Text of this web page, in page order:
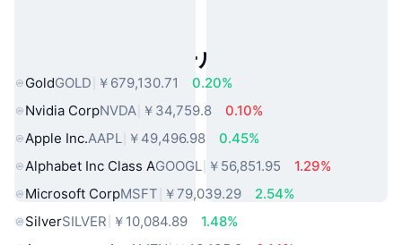
人気のリアルワールドアセット
GoldGOLD ￥679,130.71
0.20%
Nvidia CorpNVDA ￥34,759.8
0.10%
Apple Inc.AAPL ￥49,496.98
0.45%
Alphabet Inc Class AGOOGL ￥56,851.95
1.29%
Microsoft CorpMSFT ￥79,039.29
2.54%
SilverSILVER ￥10,084.89
1.48%